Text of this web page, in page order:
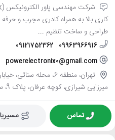
کاری بالا به همراه کادری مجرب و
طراحی و ساخت تنظیم ...
09963966916
09121752362
powerelectronix0@gmail.com
تهران، منطقه 6، محله
میرزایی شیرازی، کوچه عرفان، پلاک 9، ساختمان عرفان، طبقه اول، واحد 4
تماس